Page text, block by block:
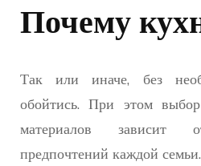
Почему
Так или иначе, без
обойтись. При этом
материалов
предпочтений каждой семьи.